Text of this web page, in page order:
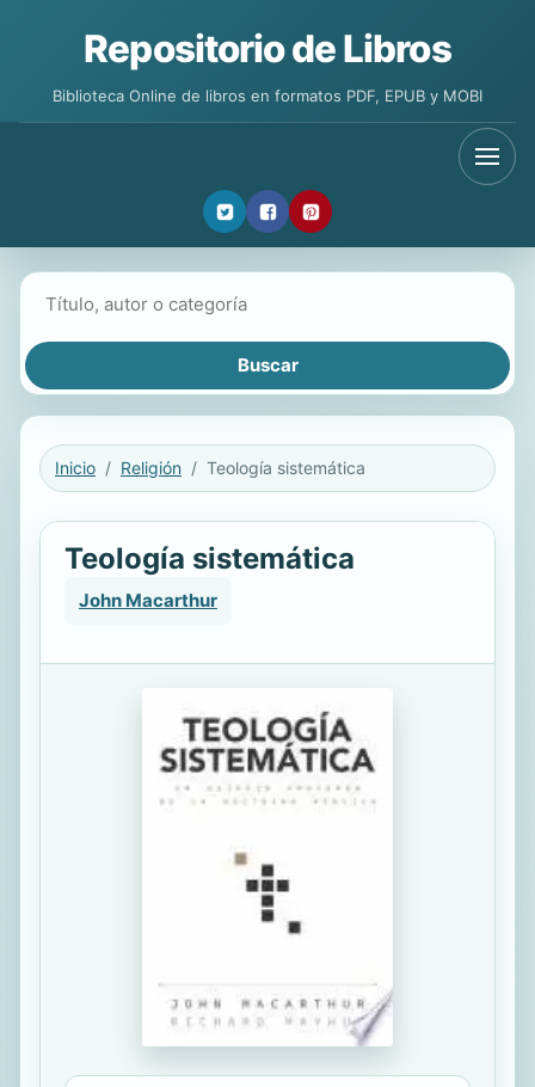
Repositorio de Libros
Biblioteca Online de libros en formatos PDF, EPUB y MOBI
Inicio Religión Teología sistemática
Teología sistemática
John Macarthur